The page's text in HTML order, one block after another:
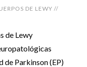
DE LEWY //
de Lewy
de Parkinson (EP)